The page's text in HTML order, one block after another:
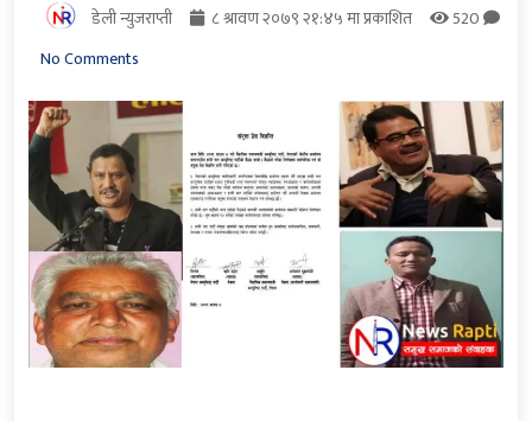
डेली न्युजराप्ती ८ श्रावण २०७९ २१:४५ मा प्रकाशित
520
No Comments